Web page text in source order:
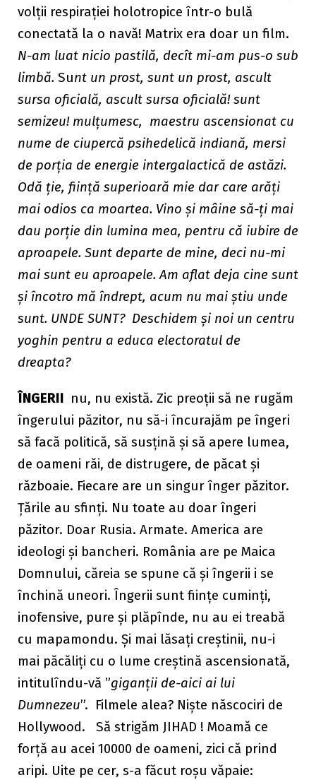
volții respirației holotropice într-o bulă
conectată la o navă! Matrix era doar un film.
N-am luat nicio pastilă, decît mi-am pus-o sub
limbă. Sunt un prost, sunt un prost, ascult
sursa oficială, ascult sursa oficială! sunt
semizeu! mulțumesc, maestru ascensionat cu
nume de ciupercă psihedelică indiană, mersi
de porția de energie intergalactică de astăzi.
Odă ție, ființă superioară mie dar care arăți
mai odios ca moartea. Vino și mâine să-ți mai
dau porție din lumina mea, pentru că iubire de
aproapele. Sunt departe de mine, deci nu-mi
mai sunt eu aproapele. Am aflat deja cine sunt
și încotro mă îndrept, acum nu mai știu unde
sunt. UNDE SUNT? Deschidem și noi un centru
yoghin pentru a educa electoratul de
dreapta?
ÎNGERII nu, nu există. Zic preoții să ne rugăm
îngerului păzitor, nu să-i încurajăm pe îngeri
să facă politică, să susțină și să apere lumea,
de oameni răi, de distrugere, de păcat și
războaie. Fiecare are un singur înger păzitor.
Țările au sfinți. Nu toate au doar îngeri
păzitor. Doar Rusia. Armate. America are
ideologi și bancheri. România are pe Maica
Domnului, căreia se spune că și îngerii i se
închină uneori. Îngerii sunt ființe cuminți,
inofensive, pure și plăpînde, nu au ei treabă
cu mapamondu. Și mai lăsați creștinii, nu-i
mai păcăliți cu o lume creștină ascensionată,
intitulîndu-vă ”giganții de-aici ai lui
Dumnezeu”. Filmele alea? Niște născociri de
Hollywood. Să strigăm JIHAD ! Moamă ce
forță au acei 10000 de oameni, zici că prind
aripi. Uite pe cer, s-a făcut roșu văpaie: